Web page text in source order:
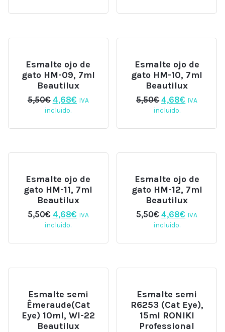
era:
es:
era:
es:
Esmalte ojo de
gato HM-09, 7ml
Beautilux
5,50€ El
precio
era:
4,68€El
es:
IVA
incluido.
Esmalte ojo de
gato HM-10, 7ml
Beautilux
5,50€El
precio
era:
4,68€ El
es:
IVA
incluido.
Esmalte ojo de
gato HM-11, 7ml
Beautilux
5,50€ El
precio
era:
4,68€El
es:
IVA
incluido.
Esmalte ojo de
gato HM-12, 7ml
Beautilux
5,50€El
precio
era:
4,68€ El
es:
IVA
incluido.
Esmalte semi
Êmeraude(Cat
Eye) 10ml, WI-22
Beautilux
Esmalte semi
R6253 (Cat Eye),
15ml RONIKI
Professional